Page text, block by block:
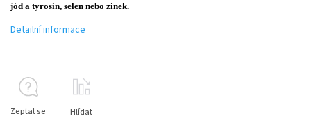
jód a tyrosin, selen nebo zinek.
Detailní informace
Zeptat se Hlídat